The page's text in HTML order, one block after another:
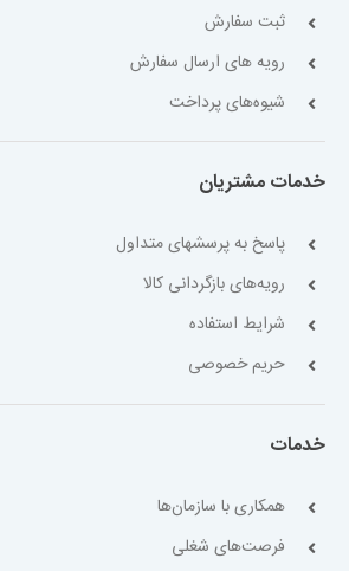
ثبت سفارش
رویه های ارسال سفارش
شیوه‌های پرداخت
خدمات مشتریان
پاسخ به پرسشهای متداول
رویه‌های بازگردانی کالا
شرایط استفاده
حریم خصوصی
خدمات
همکاری با سازمان‌ها
فرصت‌های شغلی